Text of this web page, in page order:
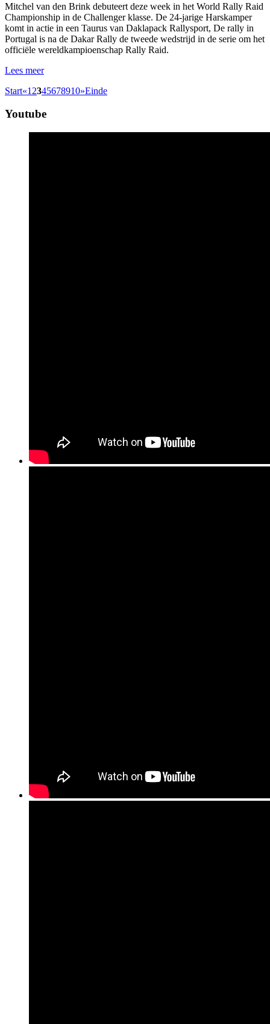
Mitchel van den Brink debuteert deze week in het World Rally Raid
Championship in de Challenger klasse. De 24-jarige Harskamper
komt in actie in een Taurus van Daklapack Rallysport, De rally in
Portugal is na de Dakar Rally de tweede wedstrijd in de serie om het
officiële wereldkampioenschap Rally Raid.
Lees meer
Start«1 2345678910»Einde
Youtube